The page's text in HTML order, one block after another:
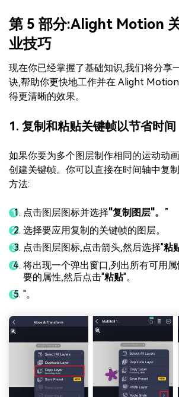
第 5 部分:Alight Motion
业技巧
现在你已经掌握了基础知识,我们将分享
诀,帮助你更快地工作并在 Alight
得更清晰的效果。
1. 复制和粘贴关键帧以节省时间
如果你要为多个图层制作相同的运动动
创建关键帧。你可以直接在时间轴中复
方法:
点击图层图标并选择"复制图层"。 ”
选择要应用复制的关键帧的图层。
点击图层图标,点击箭头,然后选择"粘
将出现一个弹出窗口,列出所有可用
要的属性,然后点击"粘贴"。
"。